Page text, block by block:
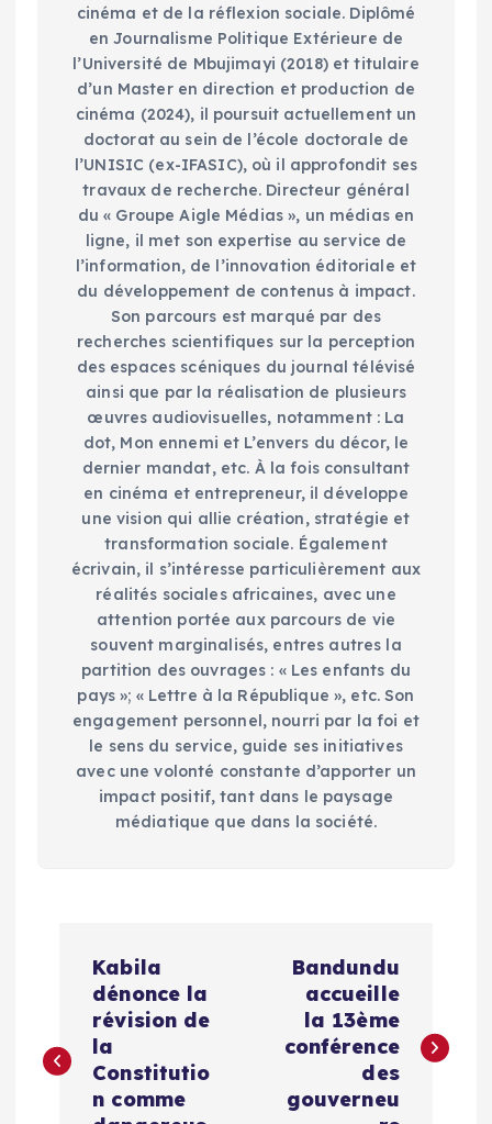
cinéma et de la réflexion sociale. Diplômé
en Journalisme Politique Extérieure de
l’Université de Mbujimayi (2018) et titulaire
d’un Master en direction et production de
cinéma (2024), il poursuit actuellement un
doctorat au sein de l’école doctorale de
l’UNISIC (ex-IFASIC), où il approfondit ses
travaux de recherche. Directeur général
du « Groupe Aigle Médias », un médias en
ligne, il met son expertise au service de
l’information, de l’innovation éditoriale et
du développement de contenus à impact.
Son parcours est marqué par des
recherches scientifiques sur la perception
des espaces scéniques du journal télévisé
ainsi que par la réalisation de plusieurs
œuvres audiovisuelles, notamment : La
dot, Mon ennemi et L’envers du décor, le
dernier mandat, etc. À la fois consultant
en cinéma et entrepreneur, il développe
une vision qui allie création, stratégie et
transformation sociale. Également
écrivain, il s’intéresse particulièrement aux
réalités sociales africaines, avec une
attention portée aux parcours de vie
souvent marginalisés, entres autres la
partition des ouvrages : « Les enfants du
pays »; « Lettre à la République », etc. Son
engagement personnel, nourri par la foi et
le sens du service, guide ses initiatives
avec une volonté constante d’apporter un
impact positif, tant dans le paysage
médiatique que dans la société.
v
Kabila
dénonce la
révision de
la
Constitutio
n comme
Bandundu
accueille
la 13ème
conférence
des
gouverneu